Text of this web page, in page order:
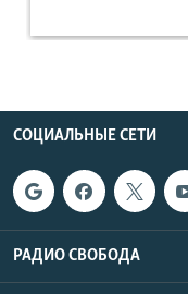
СОЦИАЛЬНЫЕ СЕТИ
РАДИО СВОБОДА